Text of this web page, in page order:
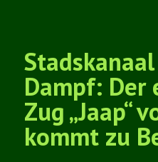
Dampf: Der
Zug „Jaap“
kommt zu